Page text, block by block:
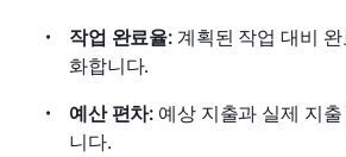
작업 완료율: 계획된 작업 대비
화합니다.
예산 편차: 예상 지출과 실제 지
니다.